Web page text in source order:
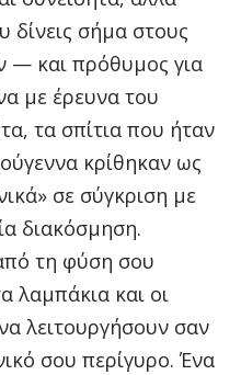
δίνεις σήμα στους
— και πρόθυμος για
με έρευνα του
τα σπίτια που ήταν
κρίθηκαν ως
σε σύγκριση με
διακόσμηση.
τη φύση σου
λαμπάκια και οι
λειτουργήσουν σαν
σου περίγυρο. Ένα